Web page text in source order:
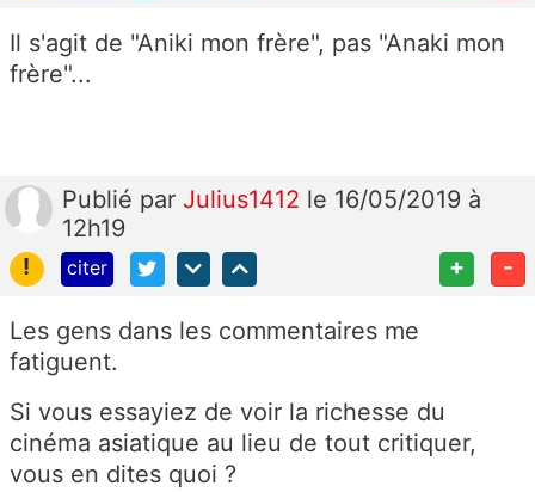
Il s'agit de "Aniki mon frère", pas "Anaki mon
frère"...
Publié par Julius1412 le 16/05/2019 à
12h19
!
citer + -
Les gens dans les commentaires me
fatiguent.
Si vous essayiez de voir la richesse du
cinéma asiatique au lieu de tout critiquer,
vous en dites quoi ?